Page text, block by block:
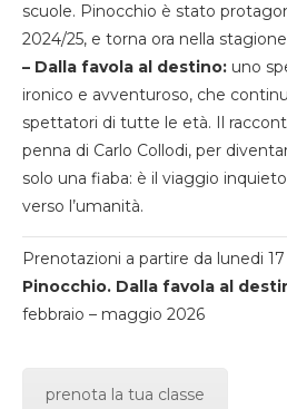
scuole. Pinocchio è stato
2024/25, e torna ora nella
– Dalla favola al destino: uno
ironico e avventuroso, che
spettatori di tutte le età. Il
penna di Carlo Collodi, per
solo una fiaba: è il viaggio
verso l’umanità.
Prenotazioni a partire da lunedi
Pinocchio. Dalla favola al
febbraio – maggio 2026
prenota la tua classe